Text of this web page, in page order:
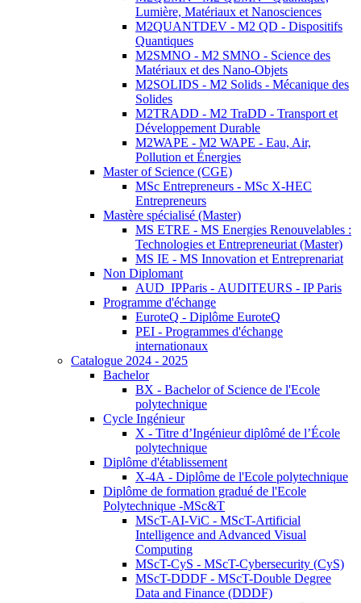
Lumière, Matériaux et Nanosciences
M2QUANTDEV - M2 QD - Dispositifs
Quantiques
M2SMNO - M2 SMNO - Science des
Matériaux et des Nano-Objets
M2SOLIDS - M2 Solids - Mécanique des
Solides
M2TRADD - M2 TraDD - Transport et
Développement Durable
M2WAPE - M2 WAPE - Eau, Air,
Pollution et Énergies
Master of Science (CGE)
MSc Entrepreneurs - MSc X-HEC
Entrepreneurs
Mastère spécialisé (Master)
MS ETRE - MS Energies Renouvelables :
Technologies et Entrepreneuriat (Master)
MS IE - MS Innovation et Entreprenariat
Non Diplomant
AUD_IPParis - AUDITEURS - IP Paris
Programme d'échange
EuroteQ - Diplôme EuroteQ
PEI - Programmes d'échange
internationaux
Catalogue 2024 - 2025
Bachelor
BX - Bachelor of Science de l'Ecole
polytechnique
Cycle Ingénieur
X - Titre d’Ingénieur diplômé de l’École
polytechnique
Diplôme d'établissement
X-4A - Diplôme de l'Ecole polytechnique
Diplôme de formation gradué de l'Ecole
Polytechnique -MSc&T
MScT-AI-ViC - MScT-Artificial
Intelligence and Advanced Visual
Computing
MScT-CyS - MScT-Cybersecurity (CyS)
MScT-DDDF - MScT-Double Degree
Data and Finance (DDDF)